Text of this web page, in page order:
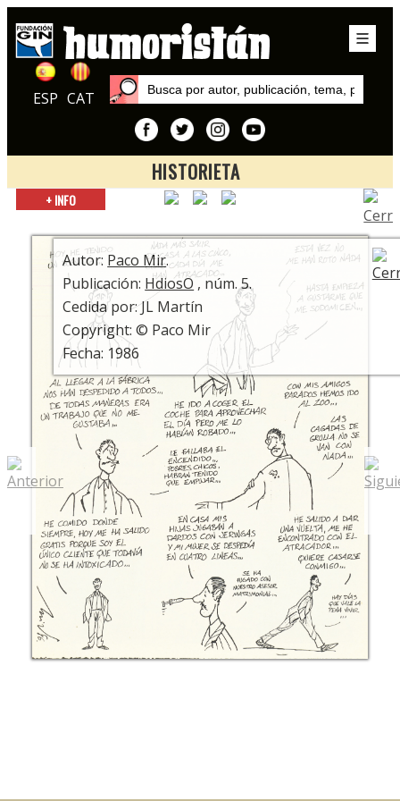
ESP CAT
HISTORIETA
Inicio
Paco Mir
+ INFO
Autor: Paco Mir.
Publicación: HdiosO, núm. 5.
Cedida por: JL Martín
Copyright: © Paco Mir
Fecha: 1986